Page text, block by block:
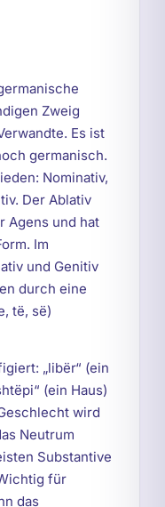
Zweig
Es ist
germanisch.
Nominativ,
Der Ablativ
Agens und hat
Im
und Genitiv
durch eine
të, së)
„libër“ (ein
(ein Haus)
wird
Neutrum
Substantive
für
das